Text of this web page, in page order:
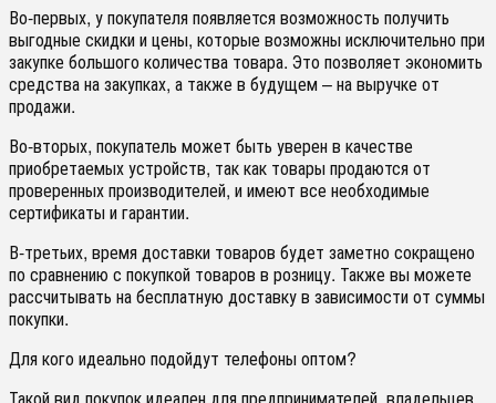
Во-первых, у покупателя появляется возможность получить
выгодные скидки и цены, которые возможны исключительно при
закупке большого количества товара. Это позволяет экономить
средства на закупках, а также в будущем – на выручке от
продажи.
Во-вторых, покупатель может быть уверен в качестве
приобретаемых устройств, так как товары продаются от
проверенных производителей, и имеют все необходимые
сертификаты и гарантии.
В-третьих, время доставки товаров будет заметно сокращено
по сравнению с покупкой товаров в розницу. Также вы можете
рассчитывать на бесплатную доставку в зависимости от суммы
покупки.
Для кого идеально подойдут телефоны оптом?
Такой вид покупок идеален для предпринимателей, владельцев